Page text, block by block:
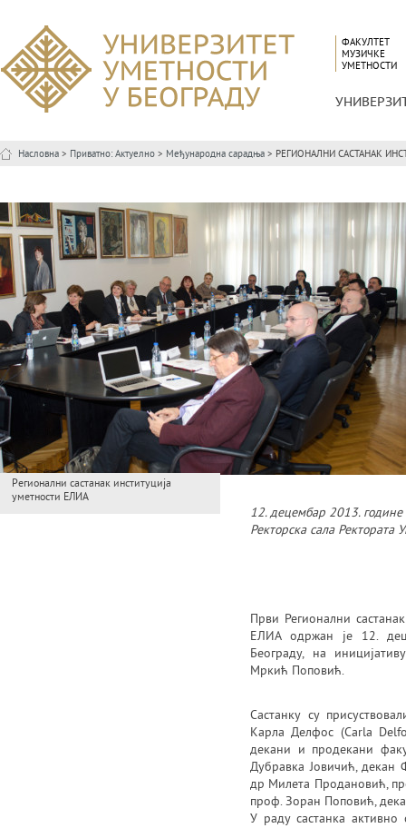
ФАКУЛТЕТ
МУЗИЧКЕ
УМЕТНОСТИ
Насловна > Приватно: Актуелно > Међународна сарадња > РЕГИОНАЛНИ САСТАНАК
Регионални састанак институција
уметности ЕЛИА
12. децембар 2013. године
Ректорска сала Ректората
Први Регионални
ЕЛИА одржан је 12.
Београду, на
Мркић Поповић.
Састанку су
Карла Делфос (Carla
декани и продекани
Дубравка Јовичић,
др Милета Продановић,
проф. Зоран Поповић,
У раду састанка